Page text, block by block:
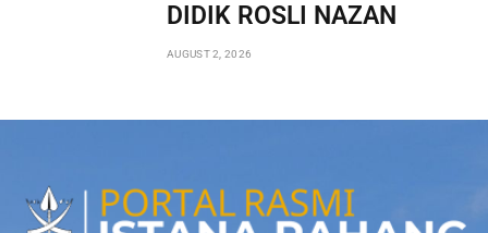
DIDIK ROSLI NAZAN
AUGUST 2, 2026